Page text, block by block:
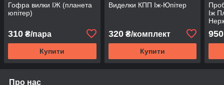
Гофра вилки ІЖ (планета
юпітер)
310 ₴/пара
Купити
Виделки КПП Іж-Юпітер
320₴/комплект
Купити
Іж
950
Про нас